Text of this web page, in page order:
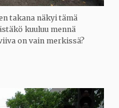
takana näkyi tämä
kuuluu mennä
on vain merkissä?